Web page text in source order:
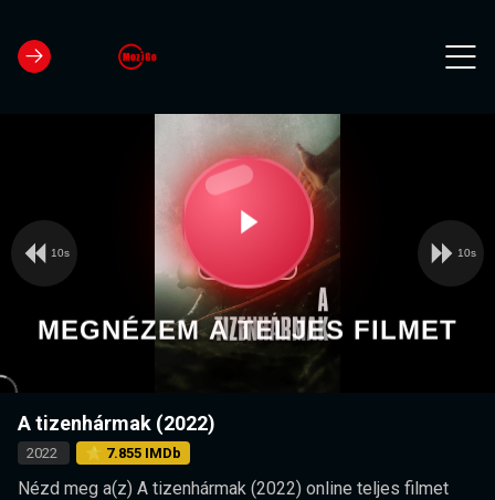
loading.
Play
Video
10s 10s
MEGNÉZEM A TELJES FILMET
A tizenhármak (2022)
2022 ⭐ 7.855 IMDb
Nézd meg a(z) A tizenhármak (2022) online teljes filmet